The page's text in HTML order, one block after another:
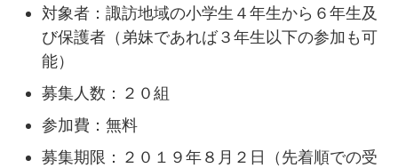
対象者：諏訪地域の小学生４年生から６年生及
び保護者（弟妹であれば３年生以下の参加も可
能）
募集人数：２０組
参加費：無料
募集期限：２０１９年８月２日（先着順での受